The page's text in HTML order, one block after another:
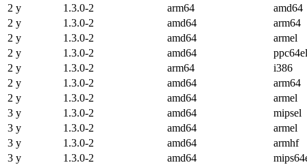
2 y
1.3.0-2 arm64
amd64
2 y
1.3.0-2 amd64
arm64
2 y
1.3.0-2 amd64
armel
2 y
1.3.0-2 amd64
ppc64el
2 y
1.3.0-2 arm64
i386
2 y
1.3.0-2 amd64
arm64
2 y
1.3.0-2 amd64
armel
3 y
1.3.0-2 amd64
mipsel
3 y
1.3.0-2 amd64
armel
3 y
1.3.0-2 amd64
armhf
3 y
1.3.0-2 amd64